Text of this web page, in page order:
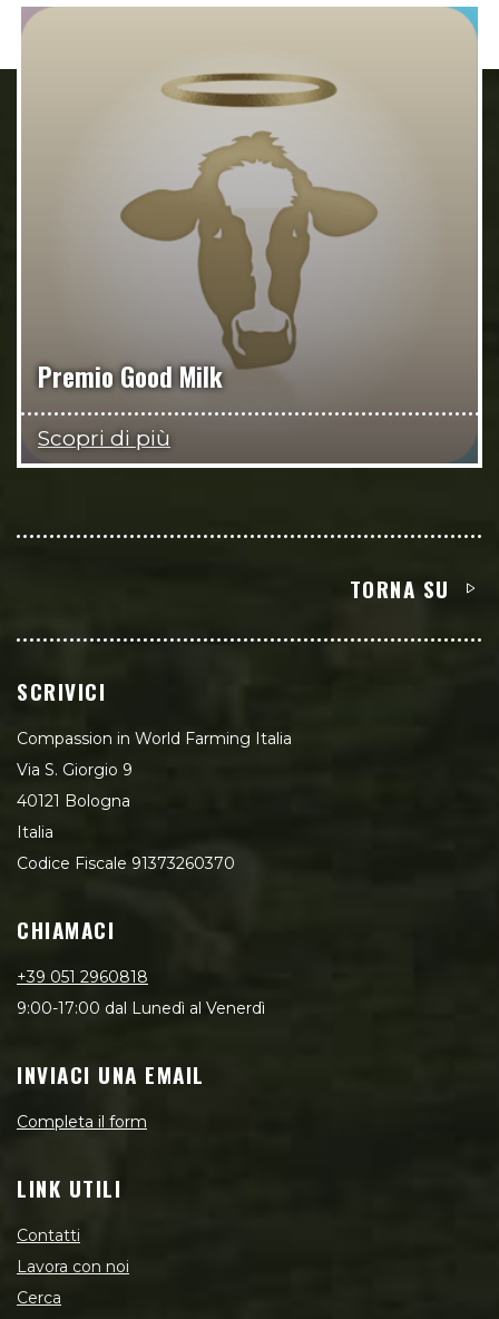
Premio Good Milk
Scopri di più
TORNA SU
SCRIVICI
Compassion in World Farming Italia
Via S. Giorgio 9
40121 Bologna
Italia
Codice Fiscale 91373260370
CHIAMACI
+39 051 2960818
9:00-17:00 dal Lunedì al Venerdì
INVIACI UNA EMAIL
Completa il form
LINK UTILI
Contatti
Lavora con noi
Cerca